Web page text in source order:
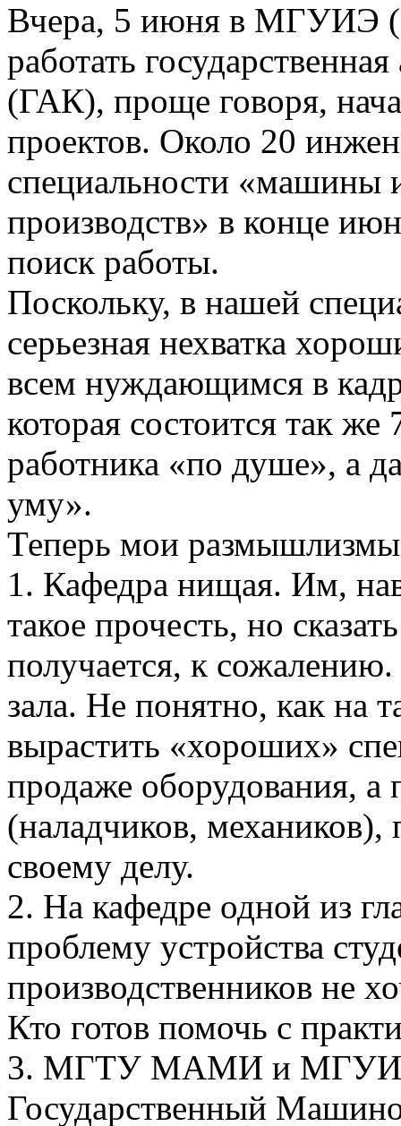
Вчера, 5 июня в МГУИЭ
работать
(ГАК), проще говоря,
проектов. Около 20
специальности «машины
производств» в конце
поиск работы.
Поскольку, в нашей
серьезная нехватка
всем нуждающимся в
которая состоится так
работника «по душе», а
уму».
Теперь мои
1. Кафедра нищая. Им,
такое прочесть, но
получается, к
зала. Не понятно, как на
вырастить «хороших»
продаже оборудования, а
(наладчиков,
своему делу.
2. На кафедре одной из
проблему устройства
производственников не
Кто готов помочь с
3. МГТУ МАМИ и МГУИЭ
Государственный